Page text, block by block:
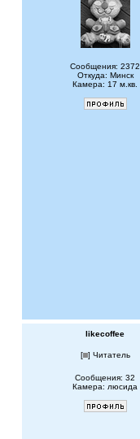
Сообщения: 2372
Откуда: Минск
Камера: 17 м.кв.
likecoffee
[ ] Читатель
Сообщения: 32
Камера: люсида